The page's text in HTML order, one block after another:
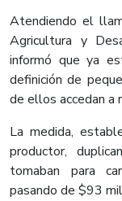
Atendiendo el
Agricultura y
informó que ya
definición de
de ellos accedan a
La medida,
productor,
tomaban para
pasando de $93